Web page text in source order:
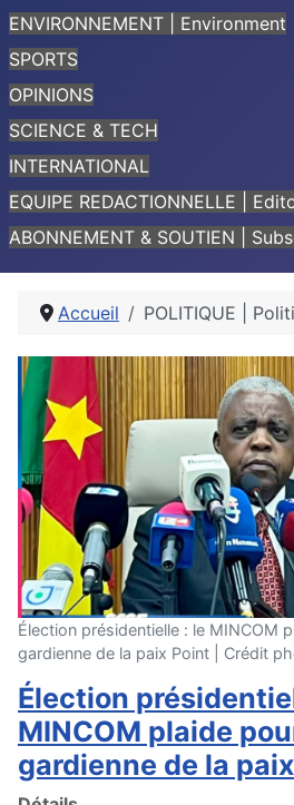
ENVIRONNEMENT | Environment
SPORTS
OPINIONS
SCIENCE & TECH
INTERNATIONAL
EQUIPE REDACTIONNELLE |
ABONNEMENT & SOUTIEN |
Accueil POLITIQUE |
Élection présidentielle : le MINCOM
gardienne de la paix Point | Crédit
Élection
MINCOM plaide
gardienne de la paix